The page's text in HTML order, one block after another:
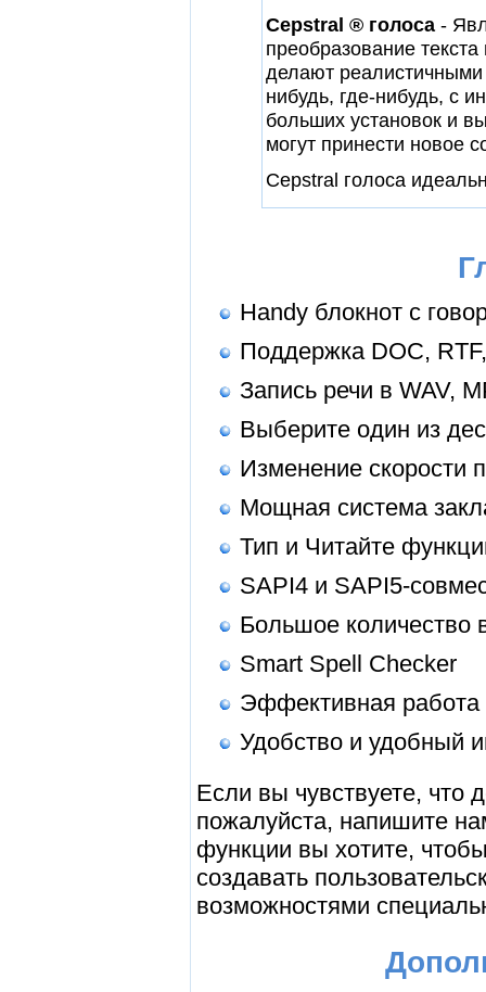
Cepstral ® голоса -
преобразование
делают реалистичными
нибудь, где-нибудь, с
больших установок и
могут принести новое
Cepstral голоса
Handy блокнот с
Поддержка DOC,
Запись речи в WAV,
Выберите один из
Изменение скорости
Мощная система
Тип и Читайте
SAPI4 и SAPI5-
Большое количество
Smart Spell Checker
Эффективная
Удобство и удобный
Если вы чувствуете,
пожалуйста, напишите
функции вы хотите,
создавать
возможностями